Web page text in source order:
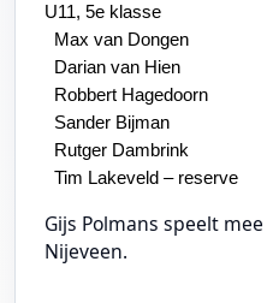
U11, 5e klasse
Max van Dongen
Darian van Hien
Robbert Hagedoorn
Sander Bijman
Rutger Dambrink
Tim Lakeveld – reserve
Gijs Polmans speelt
Nijeveen.